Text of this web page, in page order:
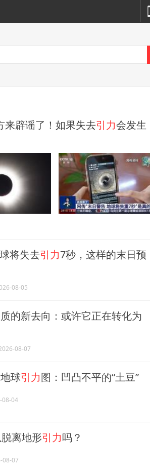
来辟谣了！如果失去引力会发生
将失去引力7秒，这样的末日预
08-05
的新去向：或许它正在转化为
08-07
球引力图：凹凸不平的“土豆”
08-04
离地形引力吗？
08-07